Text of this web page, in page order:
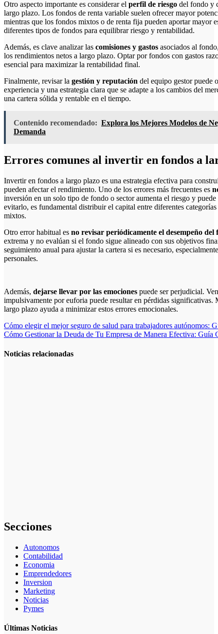
Otro aspecto importante es considerar el perfil de riesgo del fondo y
largo plazo. Los fondos de renta variable suelen ofrecer mayor
mientras que los fondos mixtos o de renta fija pueden aportar mayor
diferentes tipos de fondos para equilibrar riesgo y rentabilidad.
Además, es clave analizar las comisiones y gastos asociados al
los rendimientos netos a largo plazo. Optar por fondos con gastos
esencial para maximizar la rentabilidad final.
Finalmente, revisar la gestión y reputación del equipo gestor puede
experiencia y una estrategia clara que se adapte a los cambios del
una cartera sólida y rentable en el tiempo.
Contenido recomendado: Explora los Mejores Modelos de
Demanda
Errores comunes al invertir en fondos a
Invertir en fondos a largo plazo es una estrategia efectiva para
pueden afectar el rendimiento. Uno de los errores más frecuentes es
inversión en un solo tipo de fondo o sector aumenta el riesgo y
evitarlo, es fundamental distribuir el capital entre diferentes
mixtos.
Otro error habitual es no revisar periódicamente el desempeño del
extrema y no evalúan si el fondo sigue alineado con sus objetivos
seguimiento anual para ajustar la cartera si es necesario,
personales.
Además, dejarse llevar por las emociones puede ser perjudicial.
impulsivamente por euforia puede resultar en pérdidas significativas.
largo plazo ayuda a minimizar estos errores emocionales.
Navegación
de
entradas
Cómo elegir el mejor seguro de salud para trabajadores autónomos:
Cómo Gestionar la Deuda de Tu Empresa de Manera Efectiva: Guía
Noticias relacionadas
Secciones
Autonomos
Contabilidad
Economia
Emprendedores
Inversion
Marketing
Noticias
Pymes
Últimas Noticias